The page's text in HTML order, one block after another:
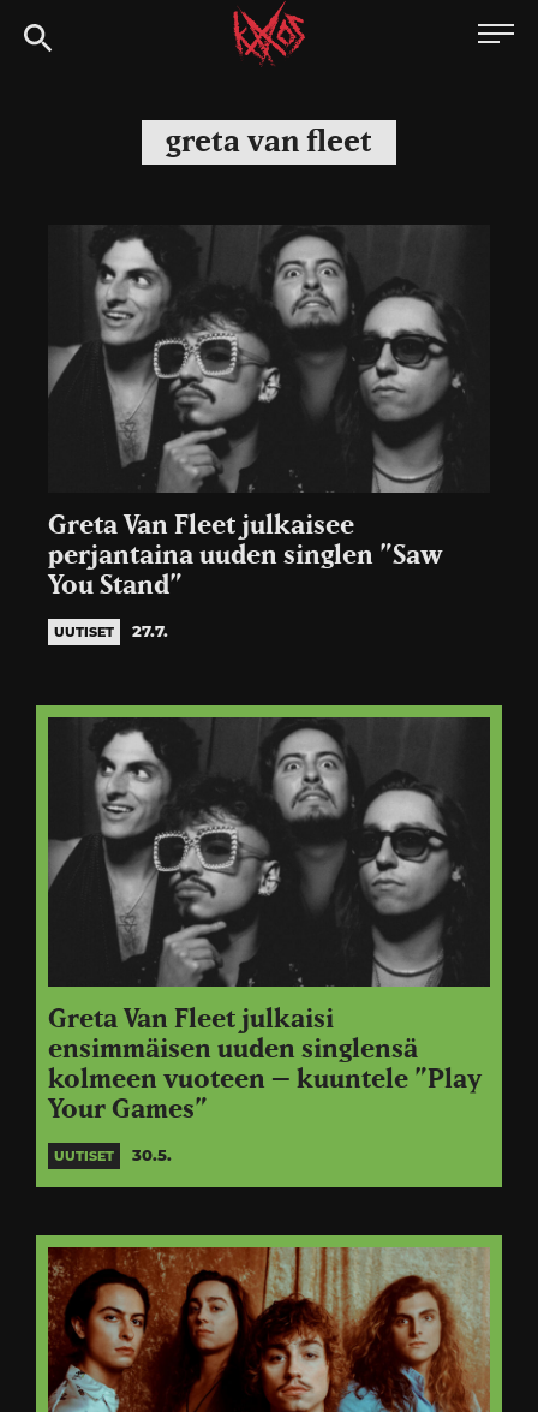
Siirry
suoraan
Kaaoszine
greta van fleet
Greta Van Fleet julkaisee
perjantaina uuden singlen ”Saw
You Stand”
UUTISET 27.7.
Greta Van Fleet julkaisi
ensimmäisen uuden singlensä
kolmeen vuoteen – kuuntele ”Play
Your Games”
UUTISET 30.5.